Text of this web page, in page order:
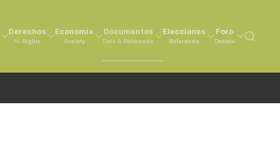
Derechos
H. Rights
Economía
Society
Documentos
Data & Referenda
Elecciones
Referenda
Foro
Debate